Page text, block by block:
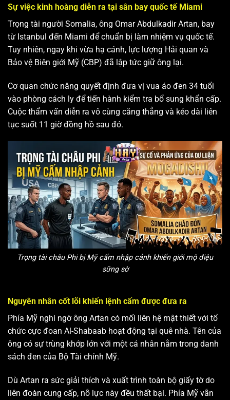
Sự việc kinh hoàng diễn ra tại sân bay quốc tế Miami
Trọng tài người Somalia, ông Omar Abdulkadir Artan, bay
từ Istanbul đến Miami để chuẩn bị làm nhiệm vụ quốc tế.
Tuy nhiên, ngay khi vừa hạ cánh, lực lượng Hải quan và
Bảo vệ Biên giới Mỹ (CBP) đã lập tức giữ ông lại.
Cơ quan chức năng quyết định đưa vị vua áo đen 34 tuổi
vào phòng cách ly để tiến hành kiểm tra bổ sung khẩn cấp.
Cuộc thẩm vấn diễn ra vô cùng căng thẳng và kéo dài liên
tục suốt 11 giờ đồng hồ sau đó.
Trọng tài châu Phi bị Mỹ cấm nhập cảnh khiến giới mộ điệu
sững sờ
Nguyên nhân cốt lõi khiến lệnh cấm được đưa ra
Phía Mỹ nghi ngờ ông Artan có mối liên hệ mật thiết với tổ
chức cực đoan Al-Shabaab hoạt động tại quê nhà. Tên của
ông có sự trùng khớp lớn với một cá nhân nằm trong danh
sách đen của Bộ Tài chính Mỹ.
Dù Artan ra sức giải thích và xuất trình toàn bộ giấy tờ do
liên đoàn cung cấp, nỗ lực này đều thất bại. Phía Mỹ vẫn